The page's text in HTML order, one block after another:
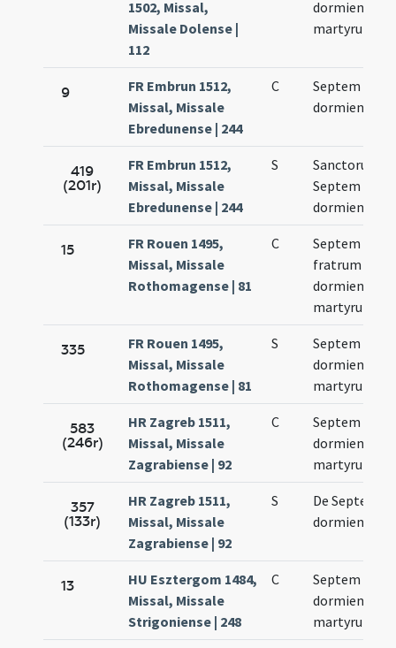
1502, Missal,
Missale Dolense |
112
dormientium
martyrum
9
FR Embrun 1512,
Missal, Missale
Ebredunense | 244
C
Septem
dormientium
419
(201r)
FR Embrun 1512,
Missal, Missale
Ebredunense | 244
S
Sanctorum
Septem
dormientium
15
FR Rouen 1495,
Missal, Missale
Rothomagense | 81
C
Septem
fratrum
dormientium
martyrum
335
FR Rouen 1495,
Missal, Missale
Rothomagense | 81
S
Septem
dormientium
martyrum
583
(246r)
HR Zagreb 1511,
Missal, Missale
Zagrabiense | 92
C
Septem
dormientium
martyrum
357
(133r)
HR Zagreb 1511,
Missal, Missale
Zagrabiense | 92
S
De Septem
dormientibus
13
HU Esztergom 1484,
Missal, Missale
Strigoniense | 248
C
Septem
dormientium
martyrum